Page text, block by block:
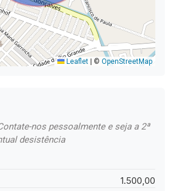
Leaflet | © OpenStreetMap
nos pessoalmente e seja a 2ª
desistência
1.500,00